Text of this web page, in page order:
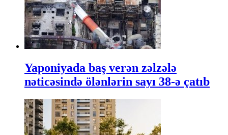
Yaponiyada baş verən zəlzələ
nəticəsində ölənlərin sayı 38-ə çatıb